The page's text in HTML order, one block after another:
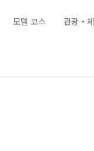
모델 코스 관광・